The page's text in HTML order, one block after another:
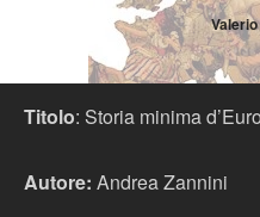
Titolo: Storia minima
Autore: Andrea Zannini